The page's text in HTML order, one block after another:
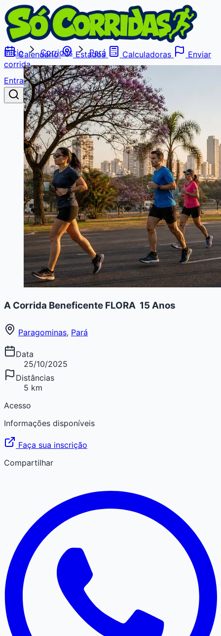
Calendário Estados Calculadoras
Enviar
corrida
Entrar
Buscar
Início Corridas Pará
A Corrida Beneficente FLORA  15 Anos
Paragominas, Pará
Data
25/10/2025
Distâncias
5 km
Acesso
Informações disponíveis
Faça sua inscrição
Compartilhar